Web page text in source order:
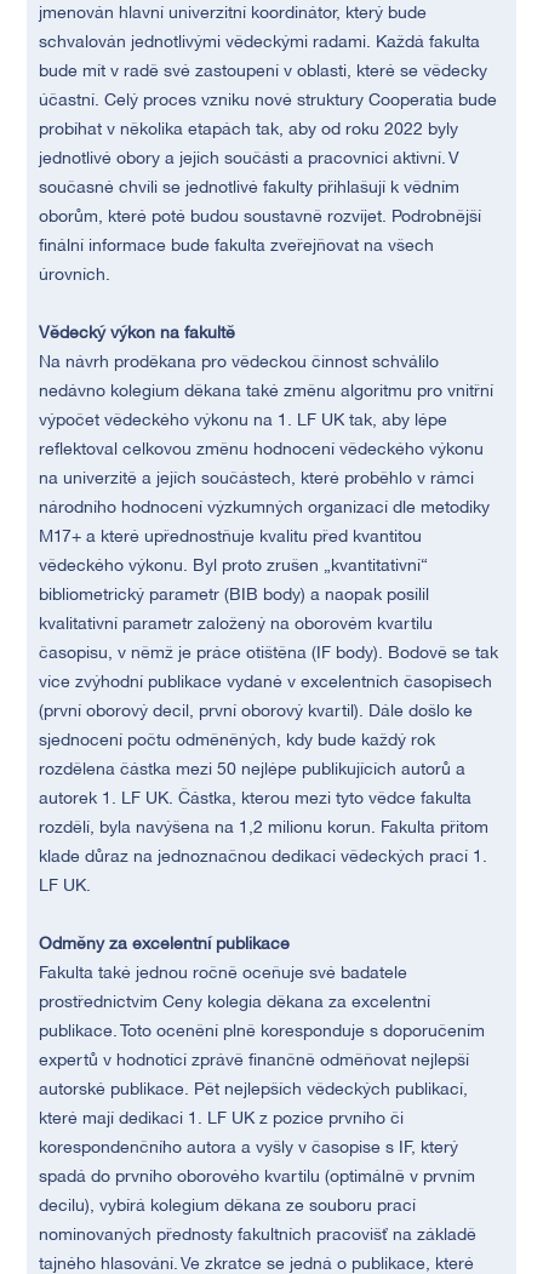
jmenován hlavní univerzitní koordinátor, který bude
schvalován jednotlivými vědeckými radami. Každá fakulta
bude mít v radě své zastoupení v oblasti, které se vědecky
účastní. Celý proces vzniku nové struktury Cooperatia bude
probíhat v několika etapách tak, aby od roku 2022 byly
jednotlivé obory a jejich součásti a pracovníci aktivní. V
současné chvíli se jednotlivé fakulty přihlašují k vědním
oborům, které poté budou soustavně rozvíjet. Podrobnější
finální informace bude fakulta zveřejňovat na všech
úrovních.
Vědecký výkon na fakultě
Na návrh proděkana pro vědeckou činnost schválilo
nedávno kolegium děkana také změnu algoritmu pro vnitřní
výpočet vědeckého výkonu na 1. LF UK tak, aby lépe
reflektoval celkovou změnu hodnocení vědeckého výkonu
na univerzitě a jejích součástech, které proběhlo v rámci
národního hodnocení výzkumných organizací dle metodiky
M17+ a které upřednostňuje kvalitu před kvantitou
vědeckého výkonu. Byl proto zrušen „kvantitativní“
bibliometrický parametr (BIB body) a naopak posílil
kvalitativní parametr založený na oborovém kvartilu
časopisu, v němž je práce otištěna (IF body). Bodově se tak
více zvýhodní publikace vydané v excelentních časopisech
(první oborový decil, první oborový kvartil). Dále došlo ke
sjednocení počtu odměněných, kdy bude každý rok
rozdělena částka mezi 50 nejlépe publikujících autorů a
autorek 1. LF UK. Částka, kterou mezi tyto vědce fakulta
rozdělí, byla navýšena na 1,2 milionu korun. Fakulta přitom
klade důraz na jednoznačnou dedikaci vědeckých prací 1.
LF UK.
Odměny za excelentní publikace
Fakulta také jednou ročně oceňuje své badatele
prostřednictvím Ceny kolegia děkana za excelentní
publikace. Toto ocenění plně koresponduje s doporučením
expertů v hodnotící zprávě finančně odměňovat nejlepší
autorské publikace. Pět nejlepších vědeckých publikací,
které mají dedikaci 1. LF UK z pozice prvního či
korespondenčního autora a vyšly v časopise s IF, který
spadá do prvního oborového kvartilu (optimálně v prvním
decilu), vybírá kolegium děkana ze souboru prací
nominovaných přednosty fakultních pracovišť na základě
tajného hlasování. Ve zkratce se jedná o publikace, které